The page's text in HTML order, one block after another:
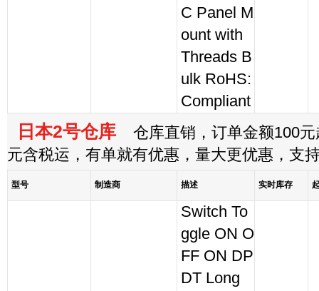
C Panel M
ount with
Threads B
ulk RoHS:
Compliant
日本2号仓库 仓库直销，订单金额100元
元含税运，有单就有优惠，量大更优惠，支
型号 制造商 描述 实时库存
Switch To
ggle ON O
FF ON DP
DT Long